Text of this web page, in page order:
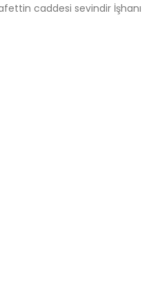
caddesi sevindir İşhanı